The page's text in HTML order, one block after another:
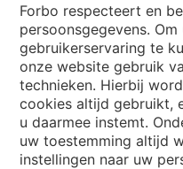
Website
Kies uw land
My Forbo
Forbo respecteert en
persoonsgegevens.
gebruikerservaring te
onze website gebruik
technieken. Hierbij
cookies altijd gebruikt,
u daarmee instemt.
uw toestemming altijd
instellingen naar uw